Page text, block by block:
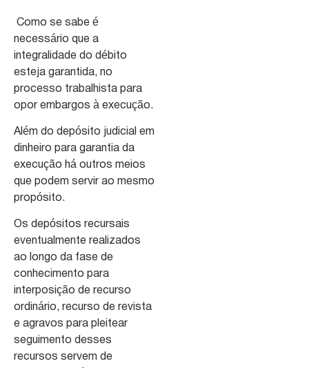
Como se sabe é
necessário que a
integralidade do débito
esteja garantida, no
processo trabalhista para
opor embargos à execução.
Além do depósito judicial em
dinheiro para garantia da
execução há outros meios
que podem servir ao mesmo
propósito.
Os depósitos recursais
eventualmente realizados
ao longo da fase de
conhecimento para
interposição de recurso
ordinário, recurso de revista
e agravos para pleitear
seguimento desses
recursos servem de